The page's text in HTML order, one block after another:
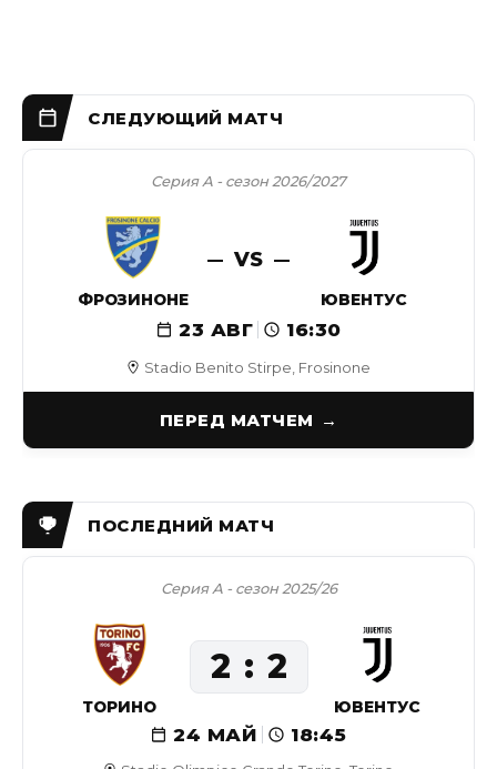
Stadio Benito Stirpe, Frosinone
Серия А - сезон 2026/2027
ФРОЗИНОНЕ
VS
ЮВЕНТУС
23 АВГ 16:30
ПЕРЕД МАТЧЕМ
Серия А - сезон 2025/26
24 МАЙ 18:45
ТОРИНО
2 2
ЮВЕНТУС